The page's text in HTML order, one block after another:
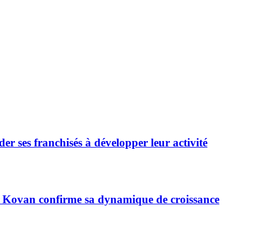
ses franchisés à développer leur activité
confirme sa dynamique de croissance